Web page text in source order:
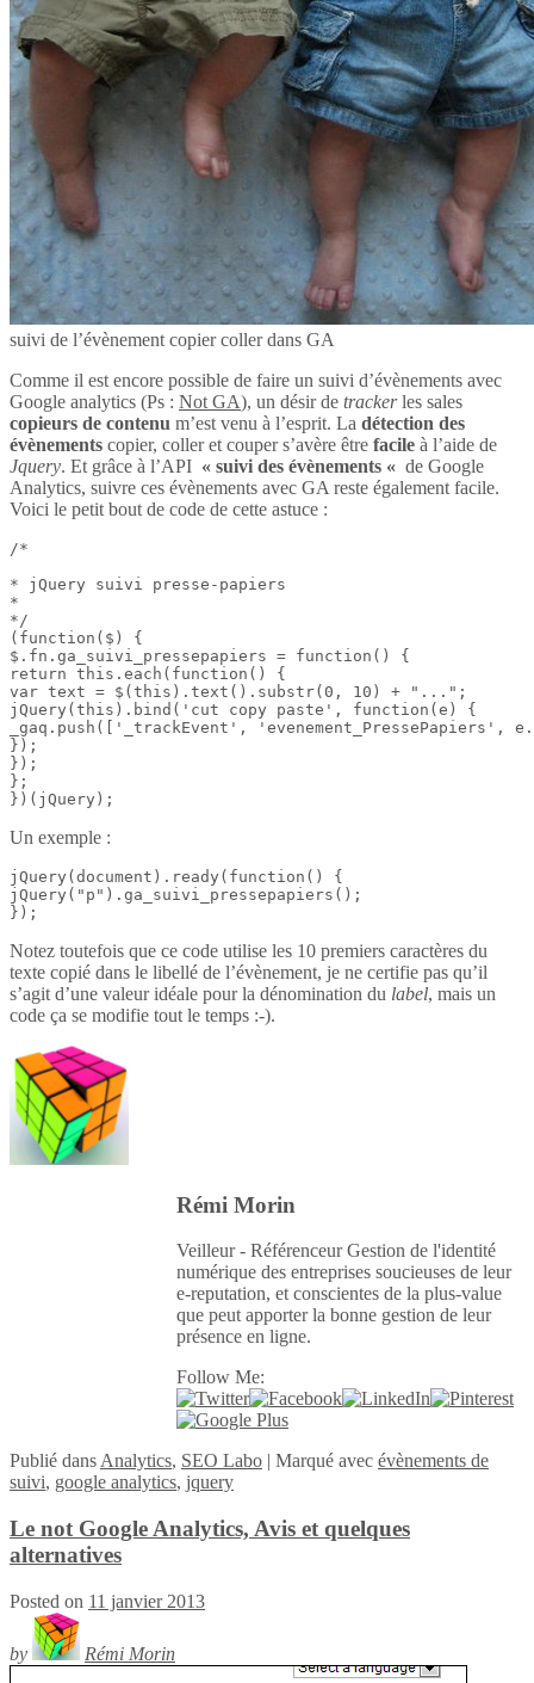
suivi de l’évènement copier coller dans GA
Comme il est encore possible de faire un suivi d’évènements avec
Google analytics (Ps : Not GA), un désir de trackerles sales
copieurs de contenu m’est venu à l’esprit. La détection des
évènements copier, coller et couper s’avère être facile à l’aide de
Jquery. Et grâce à l’API « suivi des évènements « de Google
Analytics, suivre ces évènements avec GA reste également facile.
Voici le petit bout de code de cette astuce :
/*
* jQuery suivi presse-papiers
*
*/
(function($) {
$.fn.ga_suivi_pressepapiers = function() {
return this.each(function() {
var text = $(this).text().substr(0, 10) + "...";
jQuery(this).bind('cut copy paste', function(e) {
_gaq.push(['_trackEvent', 'evenement_PressePapiers',
});
});
};
})(jQuery);
Un exemple :
jQuery(document).ready(function() {
jQuery("p").ga_suivi_pressepapiers();
});
Notez toutefois que ce code utilise les 10 premiers caractères du
texte copié dans le libellé de l’évènement, je ne certifie pas qu’il
s’agit d’une valeur idéale pour la dénomination du label, mais un
code ça se modifie tout le temps :-).
Rémi Morin
Veilleur - Référenceur Gestion de l'identité
numérique des entreprises soucieuses de leur
e-reputation, et conscientes de la plus-value
que peut apporter la bonne gestion de leur
présence en ligne.
Follow Me:
Publié dans Analytics, SEO Labo | Marqué avec évènements de
suivi, google analytics, jquery
Le not Google Analytics, Avis et quelques
alternatives
Posted on 11 janvier 2013
by Rémi Morin